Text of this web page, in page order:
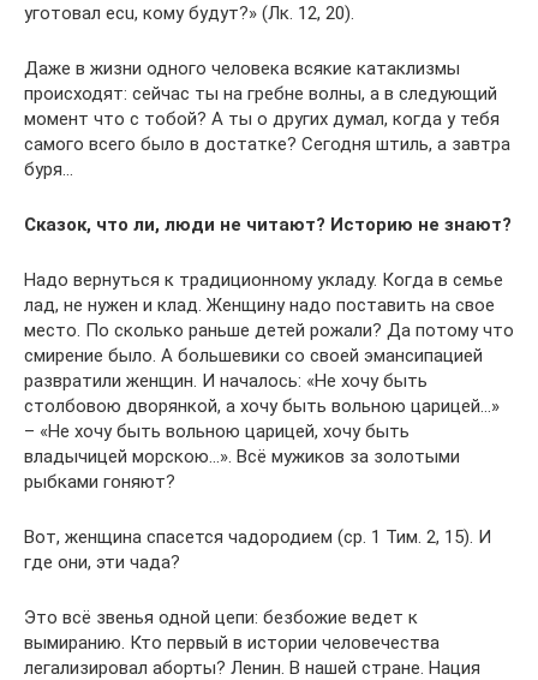
уготовал ecu, кому будут?» (Лк. 12, 20).
Даже в жизни одного человека всякие катаклизмы
происходят: сейчас ты на гребне волны, а в следующий
момент что с тобой? А ты о других думал, когда у тебя
самого всего было в достатке? Сегодня штиль, а завтра
буря…
Сказок, что ли, люди не читают? Историю не знают?
Надо вернуться к традиционному укладу. Когда в семье
лад, не нужен и клад. Женщину надо поставить на свое
место. По сколько раньше детей рожали? Да потому что
смирение было. А большевики со своей эмансипацией
развратили женщин. И началось: «Не хочу быть
столбовою дворянкой, а хочу быть вольною царицей…»
– «Не хочу быть вольною царицей, хочу быть
владычицей морскою…». Всё мужиков за золотыми
рыбками гоняют?
Вот, женщина спасется чадородием (ср. 1 Тим. 2, 15). И
где они, эти чада?
Это всё звенья одной цепи: безбожие ведет к
вымиранию. Кто первый в истории человечества
легализировал аборты? Ленин. В нашей стране. Нация